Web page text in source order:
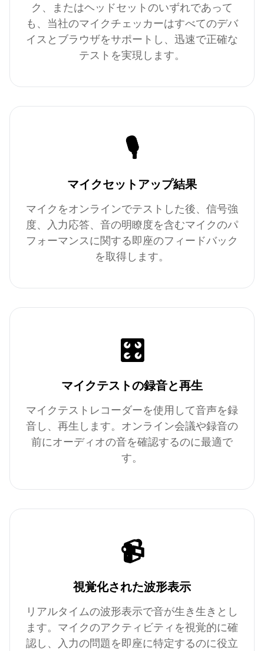
ク、またはヘッドセットのいずれであって
も、当社のマイクチェッカーはすべてのデバ
イスとブラウザをサポートし、迅速で正確な
テストを実現します。
🎙️
マイクセットアップ結果
マイクをオンラインでテストした後、信号強
度、入力応答、音の明瞭度を含むマイクのパ
フォーマンスに関する即座のフィードバック
を取得します。
🎛️
マイクテストの録音と再生
マイクテストレコーダーを使用して音声を録
音し、再生します。オンライン会議や録音の
前にオーディオの音を確認するのに最適で
す。
📹
視覚化された波形表示
リアルタイムの波形表示で音が生き生きとし
ます。マイクのアクティビティを視覚的に確
認し、入力の問題を即座に特定するのに役立